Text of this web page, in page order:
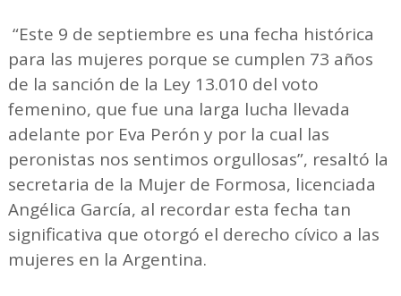
“Este 9 de septiembre es una fecha histórica
para las mujeres porque se cumplen 73 años
de la sanción de la Ley 13.010 del voto
femenino, que fue una larga lucha llevada
adelante por Eva Perón y por la cual las
peronistas nos sentimos orgullosas”, resaltó la
secretaria de la Mujer de Formosa, licenciada
Angélica García, al recordar esta fecha tan
significativa que otorgó el derecho cívico a las
mujeres en la Argentina.